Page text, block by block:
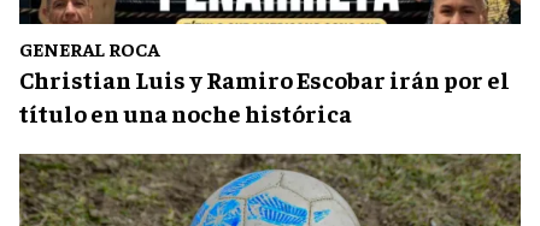
GENERAL ROCA
Christian Luis y Ramiro Escobar irán por el
título en una noche histórica